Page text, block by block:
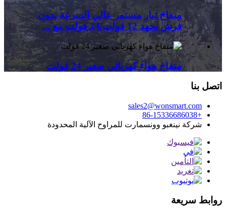
منفاخ تيار مستمر عالي السرعة بدون
فرش بجهد 12 فولت/24 فولت مع ...
منفاخ هواء كهربائي صغير 24 فولت
اتصل بنا
sales2@wonsmart.com
+86-15336686038
شركة نينغبو وونسمارت للمراوح الآلية المحدودة
روابط سريعة